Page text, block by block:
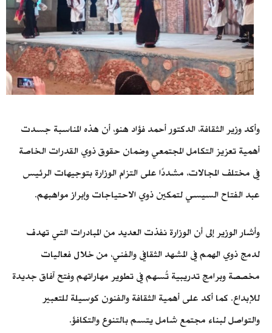
وأكد وزير الثقافة، الدكتور أحمد فؤاد هنو، أن هذه المناسبة جسدت
أهمية تعزيز التكامل المجتمعي وضمان حقوق ذوي القدرات الخاصة
في مختلف المجالات، مشددًا على التزام الوزارة بتوجيهات الرئيس
عبد الفتاح السيسي لتمكين ذوي الاحتياجات وإبراز مواهبهم.
وأشار الوزير إلى أن الوزارة نفذت العديد من المبادرات التي تهدف
لدمج ذوي الهمم في المشهد الثقافي والفني، من خلال فعاليات
مخصصة وبرامج تدريبية تُسهم في تطوير مهاراتهم وفتح آفاق جديدة
للإبداع. كما أكد على أهمية الثقافة والفنون كوسيلة للتعبير
والتواصل لبناء مجتمع شامل يتسم بالتنوع والتكافؤ.